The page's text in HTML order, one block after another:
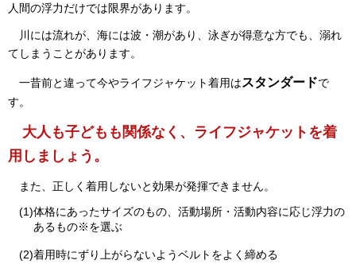
人間の浮力だけでは限界があります。
川 には流れが、海には波・潮があり、泳ぎが得意な方でも、溺れ
てしまうことがあります。
一昔前と違って今やライフジャケット着用はスタンダードで
す。
大人も子どもも関係なく、ライフジャケットを着
用しましょう。
ま た、正しく着用しないと効果が発揮できません。
(1)体格にあったサイズのもの、活動場所・活動内容に応じ浮力の
あるもの※を選ぶ
(2)着用時にずり上がらないようベルトをよく締める